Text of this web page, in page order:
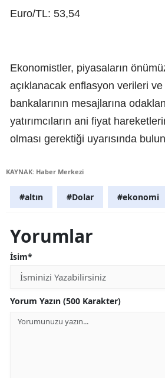
Euro/TL: 53,54
Ekonomistler, piyasaların
açıklanacak enflasyon verileri
bankalarının mesajlarına
yatırımcıların ani fiyat
olması gerektiği uyarısında
KAYNAK: Haber Merkezi
#altın #Dolar #ekonomi
Yorumlar
İsim*
Yorum Yazın (500 Karakter)